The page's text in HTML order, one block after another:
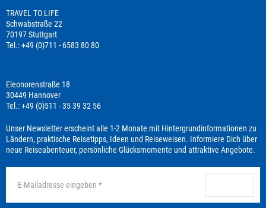
TRAVEL TO LIFE
Schwabstraße 22
70197 Stuttgart
Tel.: +49 (0)711 - 6583 80 80
Eleonorenstraße 18
30449 Hannover
Tel.: +49 (0)511 - 35 39 32 56
Unser Newsletter erscheint alle 1-2 Monate mit Hintergrundinformationen zu
Ländern, praktische Reisetipps, Ideen und Reiseweisen. Informiere Dich über
neue Reiseabenteuer, persönliche Glücksmomente und attraktive Angebote.